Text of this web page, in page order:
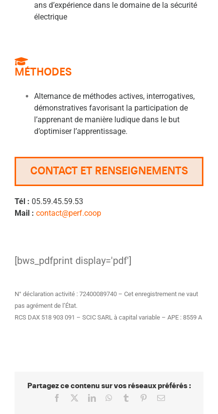
ans d’expérience dans le domaine de la sécurité
électrique
MÉTHODES
Alternance de méthodes actives, interrogatives,
démonstratives favorisant la participation de
l’apprenant de manière ludique dans le but
d’optimiser l’apprentissage.
CONTACT ET RENSEIGNEMENTS
Tél : 05.59.45.59.53
Mail : contact@perf.coop
[bws_pdfprint display='pdf']
N° déclaration activité : 72400089740 – Cet enregistrement ne vaut
pas agrément de l’État.
RCS DAX 518 903 091 – SCIC SARL à capital variable – APE : 8559 A
Partagez ce contenu sur vos réseaux préférés :
Facebook LinkedInWhatsApp
Tumblr PinterestEmail